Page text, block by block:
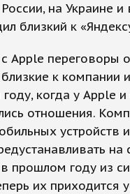
на Украине и
близкий к
с Apple переговоры
к компании
когда у Apple и
отношения.
устройств
на
прошлом году из
их приходится